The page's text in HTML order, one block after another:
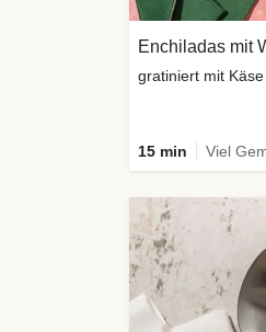
gratiniert mit Käse
15 min